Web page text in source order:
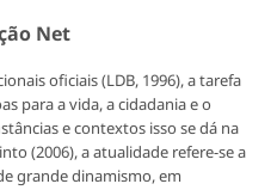
Net
oficiais (LDB, 1996), a tarefa
para a vida, a cidadania e o
e contextos isso se dá na
(2006), a atualidade refere-se a
grande dinamismo, em